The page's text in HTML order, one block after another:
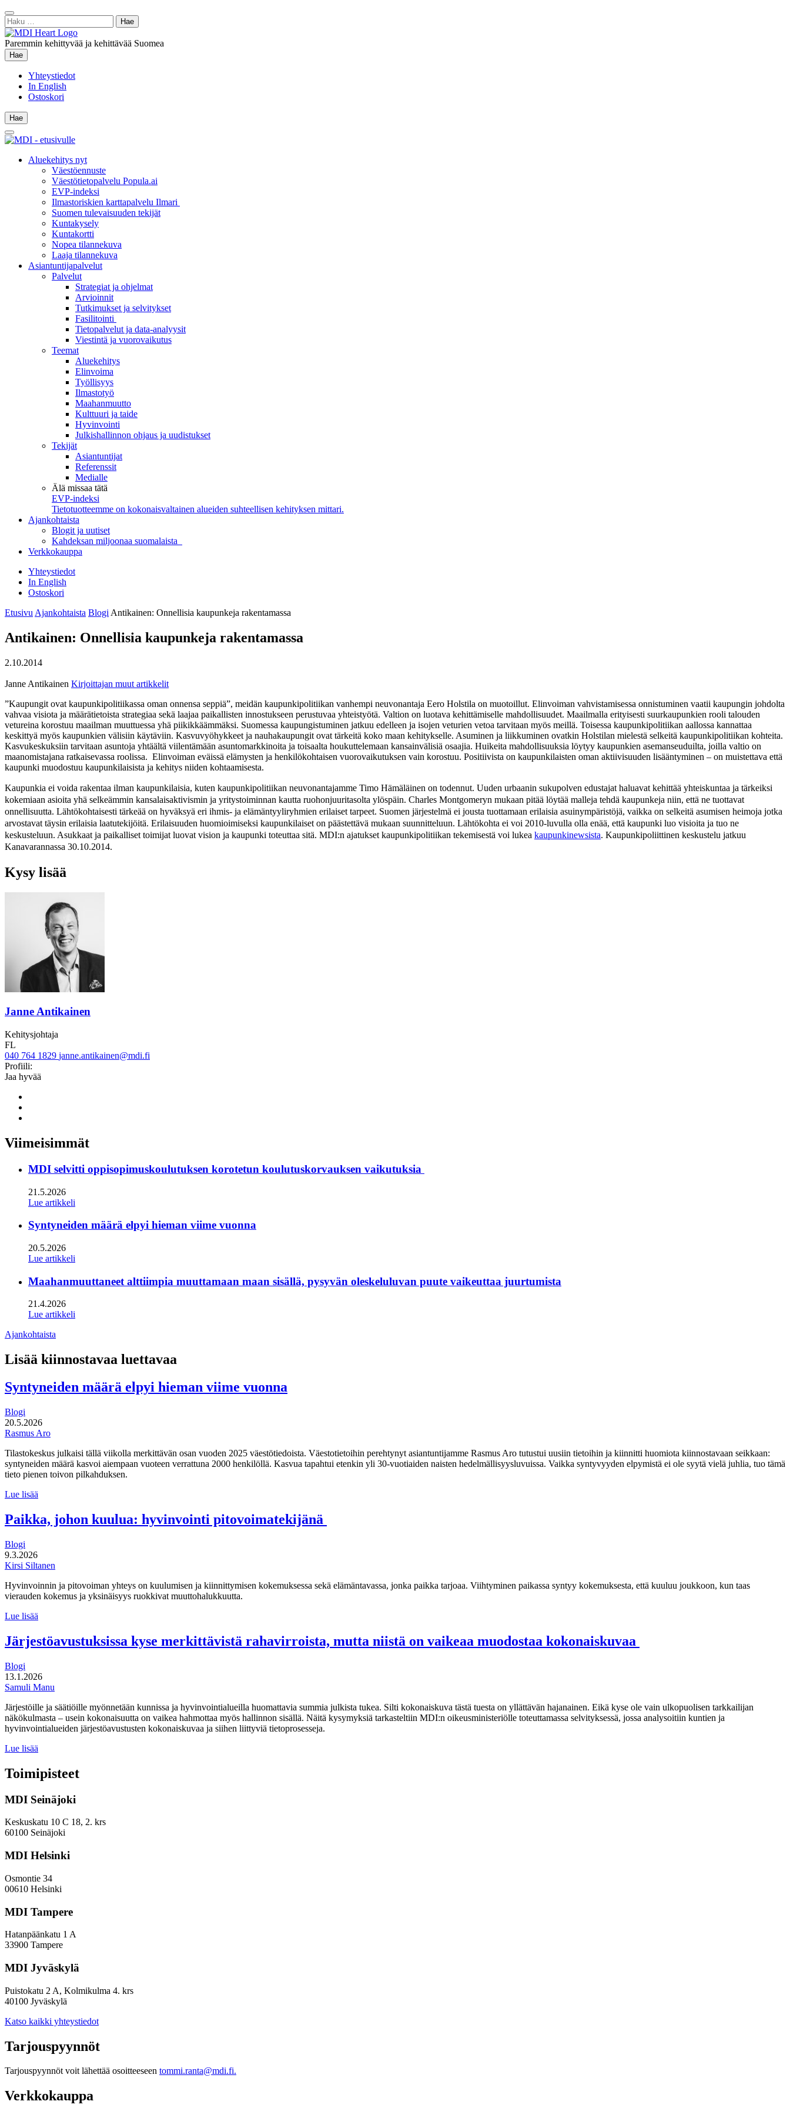
Siirry
sisältöön
Sulje
hae
Haku:
Paremmin kehittyvää ja kehittävää Suomea
Hae
Hae
Yhteystiedot
In English
Ostoskori
Hae
Hae
Main
Menu
Aluekehitys nyt
Väestöennuste
Väestötietopalvelu Popula.ai
EVP-indeksi
Ilmastoriskien karttapalvelu Ilmari
Suomen tulevaisuuden tekijät
Kuntakysely
Kuntakortti
Nopea tilannekuva
Laaja tilannekuva
Asiantuntijapalvelut
Palvelut
Strategiat ja ohjelmat
Arvioinnit
Tutkimukset ja selvitykset
Fasilitointi
Tietopalvelut ja data-analyysit
Viestintä ja vuorovaikutus
Teemat
Aluekehitys
Elinvoima
Työllisyys
Ilmastotyö
Maahanmuutto
Kulttuuri ja taide
Hyvinvointi
Julkishallinnon ohjaus ja uudistukset
Tekijät
Asiantuntijat
Referenssit
Medialle
Älä missaa tätä
EVP-indeksi
Tietotuotteemme on kokonaisvaltainen alueiden suhteellisen kehityksen mittari.
Ajankohtaista
Blogit ja uutiset
Kahdeksan miljoonaa suomalaista
Verkkokauppa
Yhteystiedot
In English
Ostoskori
Etusivu Ajankohtaista Blogi Antikainen: Onnellisia kaupunkeja rakentamassa
Antikainen: Onnellisia kaupunkeja rakentamassa
2.10.2014
Janne Antikainen Kirjoittajan muut artikkelit
”Kaupungit ovat kaupunkipolitiikassa oman onnensa seppiä”, meidän kaupunkipolitiikan vanhempi neuvonantaja Eero Holstila on muotoillut. Elinvoiman vahvistamisessa onnistuminen vaatii kaupungin johdolta
vahvaa visiota ja määrätietoista strategiaa sekä laajaa paikallisten innostukseen perustuvaa yhteistyötä. Valtion on luotava kehittämiselle mahdollisuudet. Maailmalla erityisesti suurkaupunkien rooli talouden
vetureina korostuu maailman muuttuessa yhä piikikkäämmäksi. Suomessa kaupungistuminen jatkuu edelleen ja isojen veturien vetoa tarvitaan myös meillä. Toisessa kaupunkipolitiikan aallossa kannattaa
keskittyä myös kaupunkien välisiin käytäviin. Kasvuvyöhykkeet ja nauhakaupungit ovat tärkeitä koko maan kehitykselle. Asuminen ja liikkuminen ovatkin Holstilan mielestä selkeitä kaupunkipolitiikan kohteita.
Kasvukeskuksiin tarvitaan asuntoja yhtäältä viilentämään asuntomarkkinoita ja toisaalta houkuttelemaan kansainvälisiä osaajia. Huikeita mahdollisuuksia löytyy kaupunkien asemanseuduilta, joilla valtio on
maanomistajana ratkaisevassa roolissa. Elinvoiman eväissä elämysten ja henkilökohtaisen vuorovaikutuksen vain korostuu. Positiivista on kaupunkilaisten oman aktiivisuuden lisääntyminen – on muistettava että
kaupunki muodostuu kaupunkilaisista ja kehitys niiden kohtaamisesta.
Kaupunkia ei voida rakentaa ilman kaupunkilaisia, kuten kaupunkipolitiikan neuvonantajamme Timo Hämäläinen on todennut. Uuden urbaanin sukupolven edustajat haluavat kehittää yhteiskuntaa ja tärkeiksi
kokemiaan asioita yhä selkeämmin kansalaisaktivismin ja yritystoiminnan kautta ruohonjuuritasolta ylöspäin. Charles Montgomeryn mukaan pitää löytää malleja tehdä kaupunkeja niin, että ne tuottavat
onnellisuutta. Lähtökohtaisesti tärkeää on hyväksyä eri ihmis- ja elämäntyyliryhmien erilaiset tarpeet. Suomen järjestelmä ei jousta tuottamaan erilaisia asuinympäristöjä, vaikka on selkeitä asumisen heimoja jotka
arvostavat täysin erilaisia laatutekijöitä. Erilaisuuden huomioimiseksi kaupunkilaiset on päästettävä mukaan suunnitteluun. Lähtökohta ei voi 2010-luvulla olla enää, että kaupunki luo visioita ja tuo ne
keskusteluun. Asukkaat ja paikalliset toimijat luovat vision ja kaupunki toteuttaa sitä. MDI:n ajatukset kaupunkipolitiikan tekemisestä voi lukea kaupunkinewsista. Kaupunkipoliittinen keskustelu jatkuu
Kanavarannassa 30.10.2014.
Kysy lisää
Janne Antikainen
Kehitysjohtaja
FL
040 764 1829 janne.antikainen@mdi.fi
Profiili:
Jaa hyvää
twitter
Viimeisimmät
MDI selvitti oppisopimuskoulutuksen korotetun koulutuskorvauksen vaikutuksia
21.5.2026
Lue artikkeli
Syntyneiden määrä elpyi hieman viime vuonna
20.5.2026
Lue artikkeli
Maahanmuuttaneet alttiimpia muuttamaan maan sisällä, pysyvän oleskeluluvan puute vaikeuttaa juurtumista
21.4.2026
Lue artikkeli
Ajankohtaista
Lisää kiinnostavaa luettavaa
Syntyneiden määrä elpyi hieman viime vuonna
Blogi
20.5.2026
Rasmus Aro
Tilastokeskus julkaisi tällä viikolla merkittävän osan vuoden 2025 väestötiedoista. Väestotietoihin perehtynyt asiantuntijamme Rasmus Aro tutustui uusiin tietoihin ja kiinnitti huomiota kiinnostavaan seikkaan:
syntyneiden määrä kasvoi aiempaan vuoteen verrattuna 2000 henkilöllä. Kasvua tapahtui etenkin yli 30-vuotiaiden naisten hedelmällisyysluvuissa. Vaikka syntyvyyden elpymistä ei ole syytä vielä juhlia, tuo tämä
tieto pienen toivon pilkahduksen.
Lue lisää
hieman
Paikka, johon kuulua: hyvinvointi pitovoimatekijänä
Blogi
9.3.2026
Kirsi Siltanen
Hyvinvoinnin ja pitovoiman yhteys on kuulumisen ja kiinnittymisen kokemuksessa sekä elämäntavassa, jonka paikka tarjoaa. Viihtyminen paikassa syntyy kokemuksesta, että kuuluu joukkoon, kun taas
vierauden kokemus ja yksinäisyys ruokkivat muuttohalukkuutta.
Lue lisää
kuulua:
hyvinvointi
Järjestöavustuksissa kyse merkittävistä rahavirroista, mutta niistä on vaikeaa muodostaa kokonaiskuvaa
Blogi
13.1.2026
Samuli Manu
Järjestöille ja säätiöille myönnetään kunnissa ja hyvinvointialueilla huomattavia summia julkista tukea. Silti kokonaiskuva tästä tuesta on yllättävän hajanainen. Eikä kyse ole vain ulkopuolisen tarkkailijan
näkökulmasta – usein kokonaisuutta on vaikea hahmottaa myös hallinnon sisällä. Näitä kysymyksiä tarkasteltiin MDI:n oikeusministeriölle toteuttamassa selvityksessä, jossa analysoitiin kuntien ja
hyvinvointialueiden järjestöavustusten kokonaiskuvaa ja siihen liittyviä tietoprosesseja.
Lue lisää
merkittävistä
rahavirroista,
niistä
vaikeaa
muodostaa
Toimipisteet
MDI Seinäjoki
Keskuskatu 10 C 18, 2. krs
60100 Seinäjoki
MDI Helsinki
Osmontie 34
00610 Helsinki
MDI Tampere
Hatanpäänkatu 1 A
33900 Tampere
MDI Jyväskylä
Puistokatu 2 A, Kolmikulma 4. krs
40100 Jyväskylä
Katso kaikki yhteystiedot
Tarjouspyynnöt
Tarjouspyynnöt voit lähettää osoitteeseen tommi.ranta@mdi.fi.
Verkkokauppa